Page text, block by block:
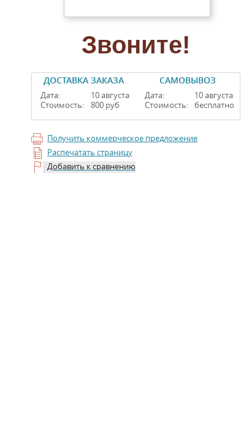
Звоните!
ДОСТАВКА ЗАКАЗА
Дата:
Стоимость:
10 августа
800 руб
САМОВЫВОЗ
Дата:
Стоимость:
10 августа
бесплатно
Получить коммерческое предложение
Распечатать страницу
Добавить к сравнению